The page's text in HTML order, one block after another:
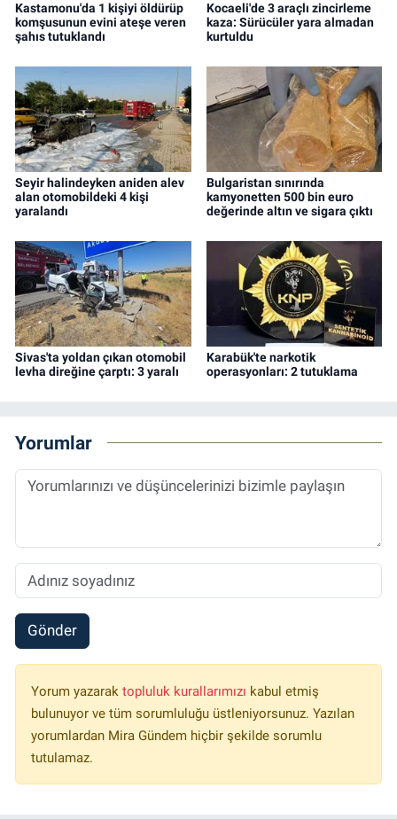
Kastamonu'da 1 kişiyi öldürüp
komşusunun evini ateşe veren
şahıs tutuklandı
Kocaeli'de 3 araçlı zincirleme
kaza: Sürücüler yara almadan
kurtuldu
Seyir halindeyken aniden alev
alan otomobildeki 4 kişi
yaralandı
Bulgaristan sınırında
kamyonetten 500 bin euro
değerinde altın ve sigara çıktı
Sivas'ta yoldan çıkan otomobil
levha direğine çarptı: 3 yaralı
Karabük'te narkotik
operasyonları: 2 tutuklama
Yorumlar
Gönder
Yorum yazarak topluluk kurallarımızı kabul etmiş
bulunuyor ve tüm sorumluluğu üstleniyorsunuz. Yazılan
yorumlardan Mira Gündem hiçbir şekilde sorumlu
tutulamaz.